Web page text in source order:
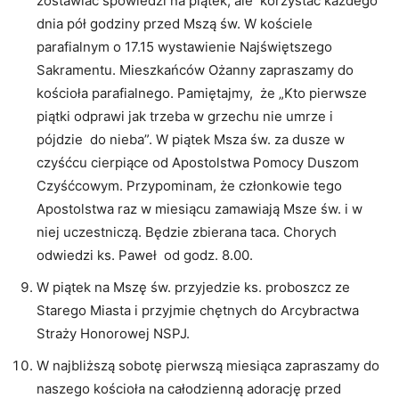
dnia pół godziny przed Mszą św. W kościele
parafialnym o 17.15 wystawienie Najświętszego
Sakramentu. Mieszkańców Ożanny zapraszamy do
kościoła parafialnego. Pamiętajmy, że „Kto pierwsze
piątki odprawi jak trzeba w grzechu nie umrze i
pójdzie do nieba”. W piątek Msza św. za dusze w
czyśćcu cierpiące od Apostolstwa Pomocy Duszom
Czyśćcowym. Przypominam, że członkowie tego
Apostolstwa raz w miesiącu zamawiają Msze św. i w
niej uczestniczą. Będzie zbierana taca. Chorych
odwiedzi ks. Paweł od godz. 8.00.
W piątek na Mszę św. przyjedzie ks. proboszcz ze
Starego Miasta i przyjmie chętnych do Arcybractwa
Straży Honorowej NSPJ.
W najbliższą sobotę pierwszą miesiąca zapraszamy do
naszego kościoła na całodzienną adorację przed